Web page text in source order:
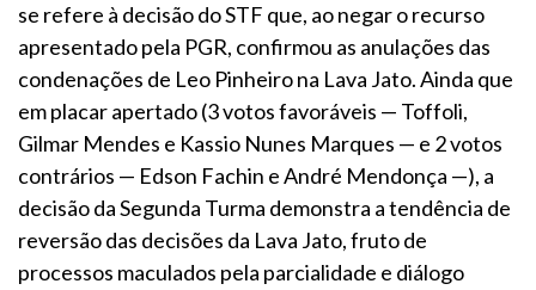
se refere à decisão do STF que, ao negar o recurso
apresentado pela PGR, confirmou as anulações das
condenações de Leo Pinheiro na Lava Jato. Ainda que
em placar apertado (3 votos favoráveis — Toffoli,
Gilmar Mendes e Kassio Nunes Marques — e 2 votos
contrários — Edson Fachin e André Mendonça —), a
decisão da Segunda Turma demonstra a tendência de
reversão das decisões da Lava Jato, fruto de
processos maculados pela parcialidade e diálogo